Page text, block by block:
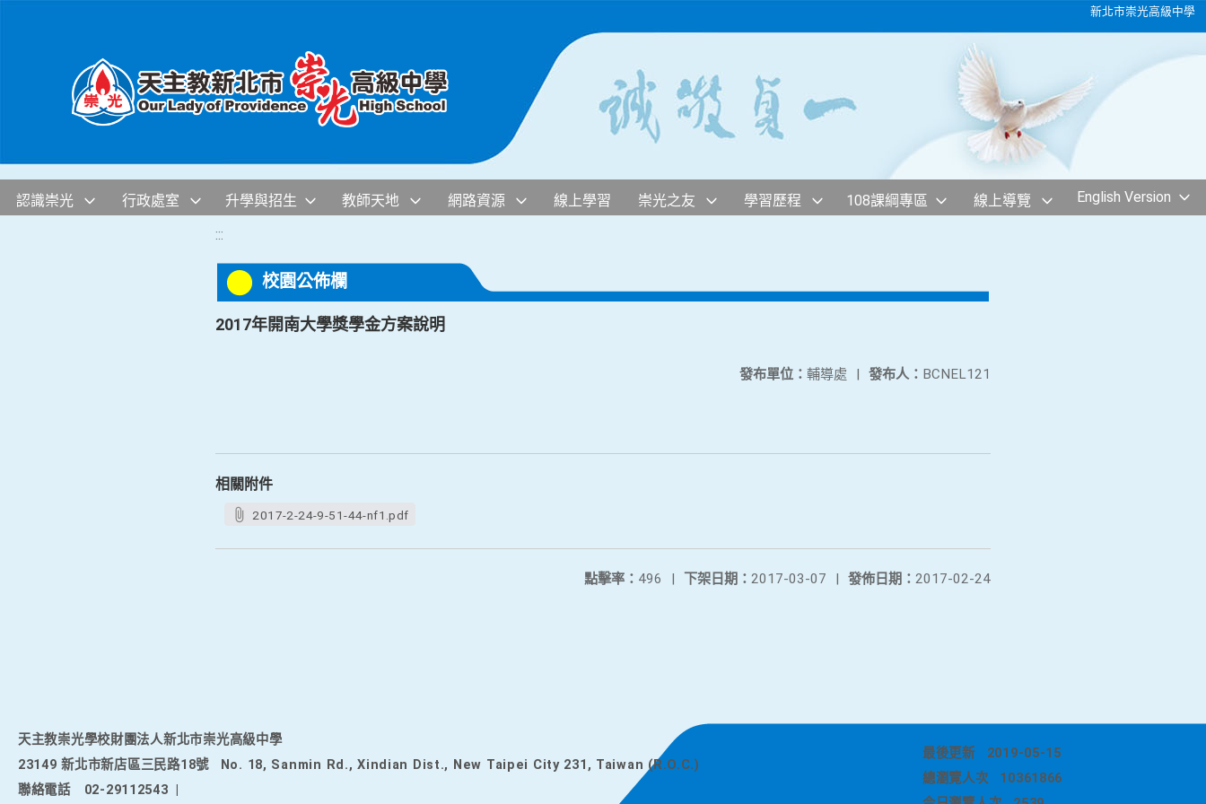
新北市崇光高級中學
認識崇光 行政處室 升學與招生 教師天地 網路資源 線上學習 崇光之友 學習歷程 108課綱專區 線上導覽 English Version
:::
校園公佈欄
2017年開南大學獎學金方案說明
發布人： BCNEL121
發布單位： 輔導處 |
相關附件
2017-2-24-9-51-44-nf1.pdf
發佈日期： 2017-02-24
下架日期： 2017-03-07 |
點擊率： 496 |
天主教崇光學校財團法人新北市崇光高級中學
23149 新北市新店區三民路18號
No. 18, Sanmin Rd., Xindian Dist., New Taipei City 231, Taiwan (R.O.C.)
聯絡電話
02-29112543
最後更新
2019-05-15
總瀏覽人次
10361866